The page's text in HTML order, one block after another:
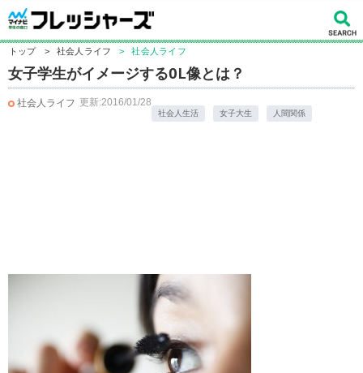
トップ > 社会人ライフ > 社会人ライフ
女子学生がイメージするOL像とは？
社会人ライフ 更新:2016/01/28
社会人生活 女子大生 人間関係